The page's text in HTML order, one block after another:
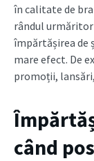
în calitate de
rândul
împărtășirea de
mare efect. De
promoții,
când